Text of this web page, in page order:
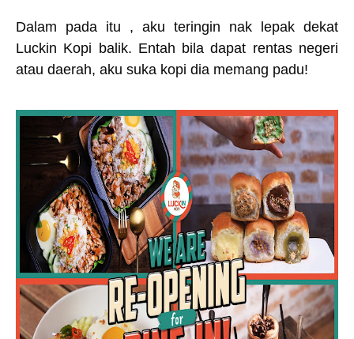
Dalam pada itu , aku teringin nak lepak dekat
Luckin Kopi balik. Entah bila dapat rentas negeri
atau daerah, aku suka kopi dia memang padu!